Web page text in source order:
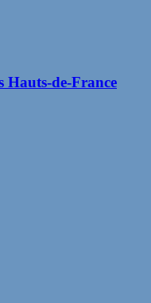
Hauts-de-France